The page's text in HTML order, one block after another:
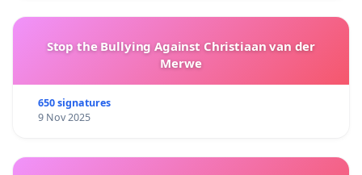
Stop the Bullying Against Christiaan van der
Merwe
650 signatures
9 Nov 2025